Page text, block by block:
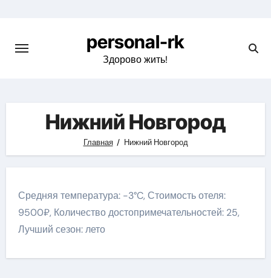
содержимому
personal-rk
Здорово жить!
Нижний Новгород
Главная Нижний Новгород
Средняя температура: -3°C, Стоимость отеля:
9500₽, Количество достопримечательностей: 25,
Лучший сезон: лето